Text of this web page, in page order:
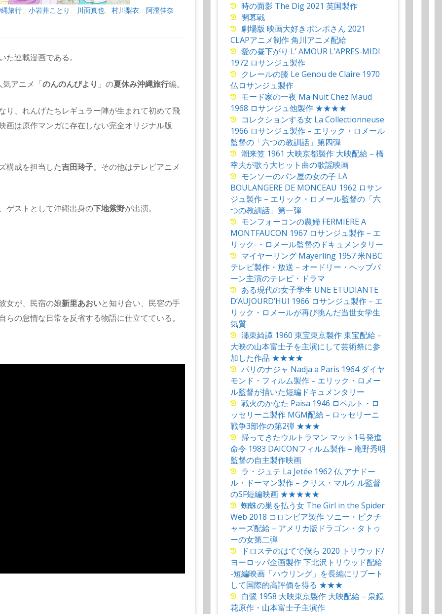
旅行 小岩井ことり 川面真也 村川梨衣 阿澄佳奈
連載漫画である。
アニメ「のんのんびより 」の夏休み沖縄旅行編。
り、れんげたちレギュラー陣が生まれて初めて飛
画は原作マンガに存在しない完全オリジナル版
構成を担当した吉田玲子。その他はテレビアニメ
ゲストとして沖縄出身の下地紫野が出演。
女が、民宿の娘新里あおいと知り合い、民宿の手
の怠惰な日常を反省する物語に仕立てている。
時の面影 The Dig 2021 英国製作
開幕戦
劇場版 映画大好きポンポさん 2021
CLAPアニメ制作 角川アニメ配給
愛の昼下がり L’ AMOUR L’APRES-MIDI
1972 ロサンジュ製作
クレールの膝 Le Genou de Claire 1970
仏ロサンジュ製作
モード家の一夜 Ma Nuit Chez Maud
1968 ロサンジュ他製作 ★★★★
コレクションする女 La Collectionneuse
1966 ロサンジュ製作 – エリック・ロメール
監督の「六つの教訓話」第四弾
潮来笠 1961 大映京都製作 大映配給 – 橋
幸夫が歌う大ヒット曲の歌謡映画
モンソーのパン屋の女の子 LA
BOULANGERE DE MONCEAU 1962 ロサン
ジュ製作 – エリック・ロメール監督の「六
つの教訓話」第一弾
モンフォーコンの農婦 FERMIERE A
MONTFAUCON 1967 ロサンジュ製作 – エ
リック-・ロメール監督のドキュメンタリー
マイヤーリング Mayerling 1957 米NBC
テレビ製作・放送 – オードリー・ヘップバ
ーン主演のテレビ・ドラマ
ある現代の女子学生 UNE ETUDIANTE
D’AUJOURD’HUI 1966 ロサンジュ製作 – エ
リック・ロメールが再び挑んだ当世女学生
気質
濹東綺譚 1960 東宝東京製作 東宝配給 –
大映の山本富士子を主演にして芸術祭に参
加した作品 ★★★★
パリのナジャ Nadja a Paris 1964 ダイヤ
モンド・フィルム製作 – エリック・ロメー
ル監督が描いた短編ドキュメンタリー
戦火のかなた Paisa 1946 ロベルト・ロ
ッセリーニ製作 MGM配給 – ロッセリーニ
戦争3部作の第2弾 ★★★
帰ってきたウルトラマン マット1号発進
命令 1983 DAICONフィルム製作 – 庵野秀明
監督の自主製作映画
ラ・ジュテ La Jetée 1962 仏 アナドー
ル・ドーマン製作 – クリス・マルケル監督
のSF短編映画 ★★★★★
蜘蛛の巣を払う女 The Girl in the Spider
Web 2018 コロンビア製作 ソニー・ピクチ
ャーズ配給 – アメリカ版ドラゴン・タトゥ
ーの女第二弾
ドロステのはてで僕ら 2020 トリウッド/
ヨーロッパ企画製作 下北沢トリウッド配給
-短編映画「ハウリング」を長編にリブート
して国際的高評価を得る ★★★
白鷺 1958 大映東京製作 大映配給 – 泉鏡
花原作・山本富士子主演作